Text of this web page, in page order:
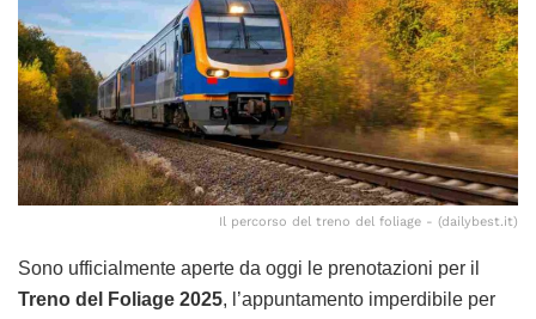
Il percorso del treno del foliage - (dailybest.it)
Sono ufficialmente aperte da oggi le prenotazioni per il
Treno del Foliage 2025, l’appuntamento imperdibile per